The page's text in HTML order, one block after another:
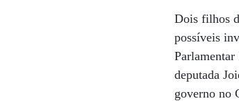
Dois filhos
possíveis
deputada
governo no